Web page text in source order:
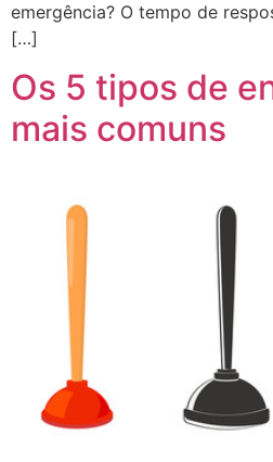
emergência? O tempo de
[…]
Os 5 tipos de
mais comuns